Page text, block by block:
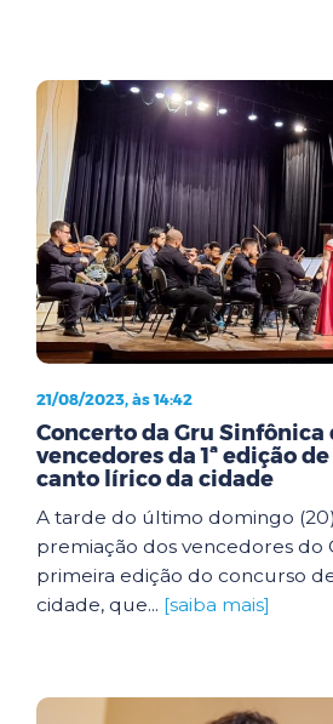
21/08/2023, às 14:42
Concerto da Gru Sinfônica
vencedores da 1ª edição
canto lírico da cidade
A tarde do último domingo
premiação dos vencedores do
primeira edição do concurso
cidade, que... [saiba mais]